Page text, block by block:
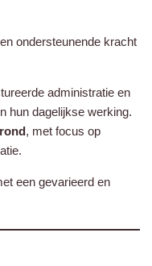
ondersteunende kracht
administratie en
hun dagelijkse werking.
, met focus op
een gevarieerd en